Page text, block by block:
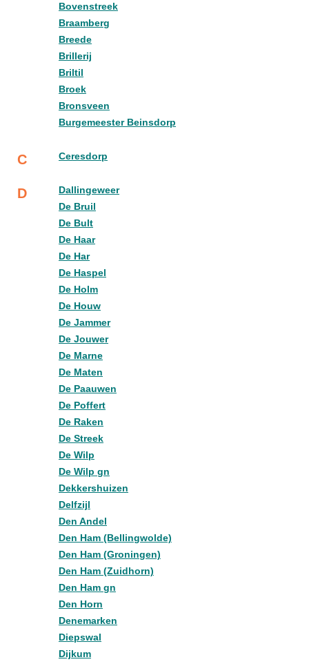
Bovenstreek
Braamberg
Breede
Brillerij
Briltil
Broek
Bronsveen
Burgemeester Beinsdorp
C Ceresdorp
D
Dallingeweer
De Bruil
De Bult
De Haar
De Har
De Haspel
De Holm
De Houw
De Jammer
De Jouwer
De Marne
De Maten
De Paauwen
De Poffert
De Raken
De Streek
De Wilp
De Wilp gn
Dekkershuizen
Delfzijl
Den Andel
Den Ham (Bellingwolde)
Den Ham (Groningen)
Den Ham (Zuidhorn)
Den Ham gn
Den Horn
Denemarken
Diepswal
Dijkum